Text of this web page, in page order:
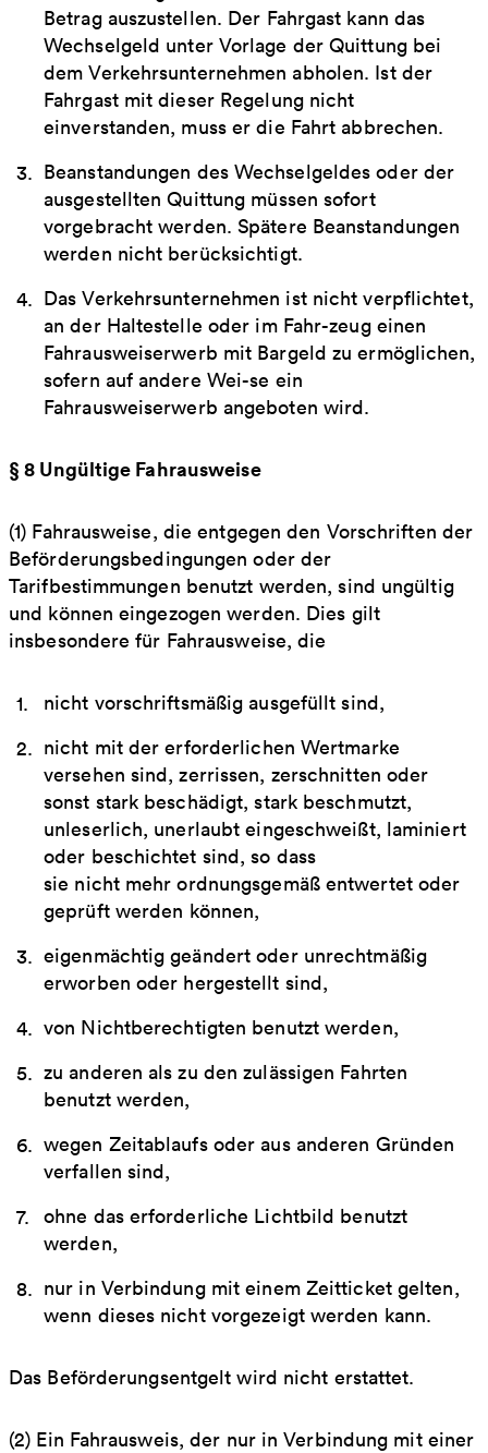
Betrag auszustellen. Der Fahrgast kann das
Wechselgeld unter Vorlage der Quittung bei
dem Verkehrsunternehmen abholen. Ist der
Fahrgast mit dieser Regelung nicht
einverstanden, muss er die Fahrt abbrechen.
Beanstandungen des Wechselgeldes oder der
ausgestellten Quittung müssen sofort
vorgebracht werden. Spätere Beanstandungen
werden nicht berücksichtigt.
Das Verkehrsunternehmen ist nicht verpflichtet,
an der Haltestelle oder im Fahr-zeug einen
Fahrausweiserwerb mit Bargeld zu ermöglichen,
sofern auf andere Wei-se ein
Fahrausweiserwerb angeboten wird.
§ 8 Ungültige Fahrausweise
(1) Fahrausweise, die entgegen den Vorschriften der
Beförderungsbedingungen oder der
Tarifbestimmungen benutzt werden, sind ungültig
und können eingezogen werden. Dies gilt
insbesondere für Fahrausweise, die
nicht vorschriftsmäßig ausgefüllt sind,
nicht mit der erforderlichen Wertmarke
versehen sind, zerrissen, zerschnitten oder
sonst stark beschädigt, stark beschmutzt,
unleserlich, unerlaubt eingeschweißt, laminiert
oder beschichtet sind, so dass
sie nicht mehr ordnungsgemäß entwertet oder
geprüft werden können,
eigenmächtig geändert oder unrechtmäßig
erworben oder hergestellt sind,
von Nichtberechtigten benutzt werden,
zu anderen als zu den zulässigen Fahrten
benutzt werden,
wegen Zeitablaufs oder aus anderen Gründen
verfallen sind,
ohne das erforderliche Lichtbild benutzt
werden,
nur in Verbindung mit einem Zeitticket gelten,
wenn dieses nicht vorgezeigt werden kann.
Das Beförderungsentgelt wird nicht erstattet.
(2) Ein Fahrausweis, der nur in Verbindung mit einer